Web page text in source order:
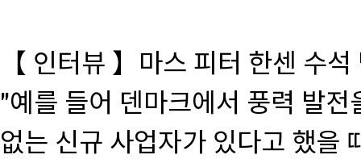
【 인터뷰 】마스 피터 한센 수
"예를 들어 덴마크에서 풍력 발
없는 신규 사업자가 있다고 했을